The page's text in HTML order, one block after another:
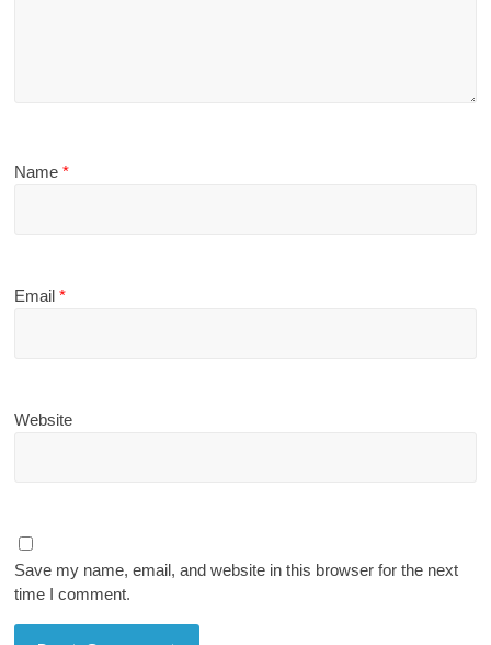
Name*
Email*
Website
Save my name, email, and website in this browser for the next
time I comment.